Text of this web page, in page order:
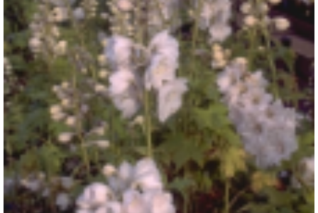
Ridderspoor
Delphinium 'Galahad'